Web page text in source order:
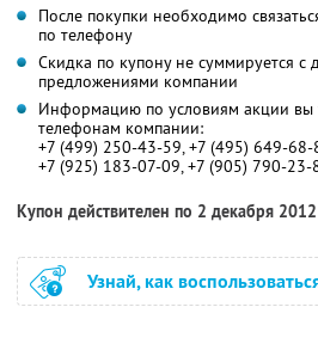
После покупки необходимо
по телефону
Скидка по купону не суммируется с
предложениями компании
Информацию по условиям акции вы
телефонам компании:
+7 (499) 250-43-59, +7 (495) 649-
+7 (925) 183-07-09, +7 (905) 790-
Купон действителен по 2 декабря
Узнай, как